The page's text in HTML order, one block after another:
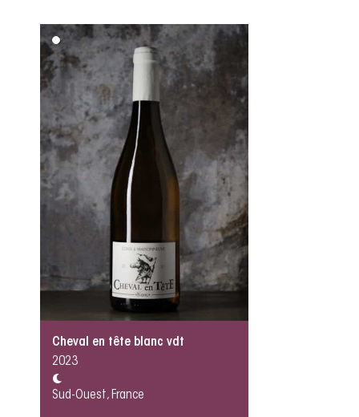
Cheval en tête blanc vdt
2023
Sud-Ouest, France